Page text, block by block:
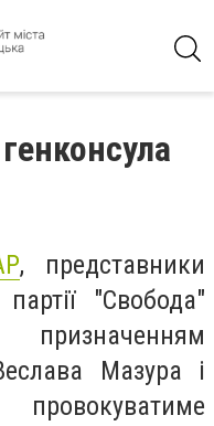
, представники
"Свобода"
призначенням
Мазура і